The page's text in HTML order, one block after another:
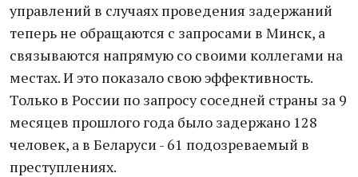
управлений в случаях проведения задержаний
теперь не обращаются с запросами в Минск, а
связываются напрямую со своими коллегами на
местах. И это показало свою эффективность.
Только в России по запросу соседней страны за 9
месяцев прошлого года было задержано 128
человек, а в Беларуси - 61 подозреваемый в
преступлениях.